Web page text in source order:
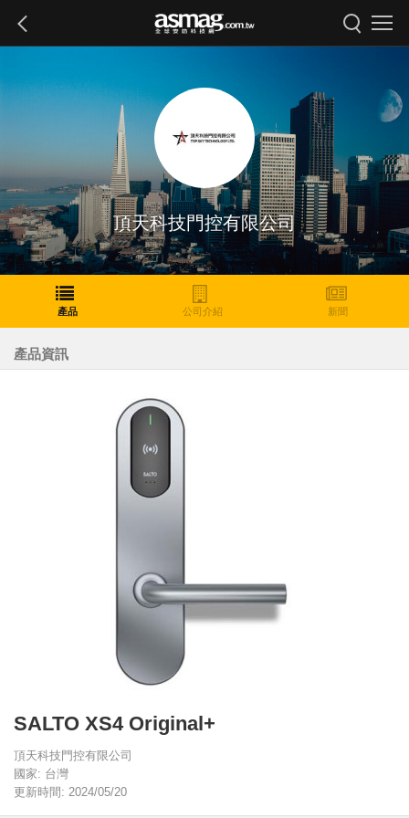
頂天科技門控有限公司
產品 公司介紹 新聞
產品資訊
SALTO XS4 Original+
頂天科技門控有限公司
國家: 台灣
更新時間: 2024/05/20